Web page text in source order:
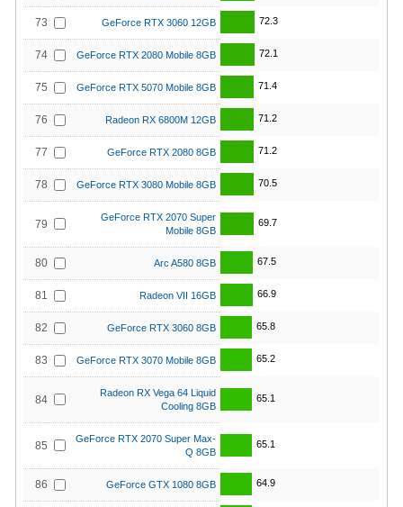
73 GeForce RTX 3060 12GB 72.3
74 GeForce RTX 2080 Mobile 8GB 72.1
75 GeForce RTX 5070 Mobile 8GB 71.4
76 Radeon RX 6800M 12GB 71.2
77 GeForce RTX 2080 8GB 71.2
78 GeForce RTX 3080 Mobile 8GB 70.5
79
GeForce RTX 2070 Super
Mobile 8GB
69.7
80 Arc A580 8GB 67.5
81 Radeon VII 16GB 66.9
82 GeForce RTX 3060 8GB 65.8
83 GeForce RTX 3070 Mobile 8GB 65.2
84
Radeon RX Vega 64 Liquid
Cooling 8GB
65.1
85
GeForce RTX 2070 Super Max-
Q 8GB
65.1
86 GeForce GTX 1080 8GB 64.9